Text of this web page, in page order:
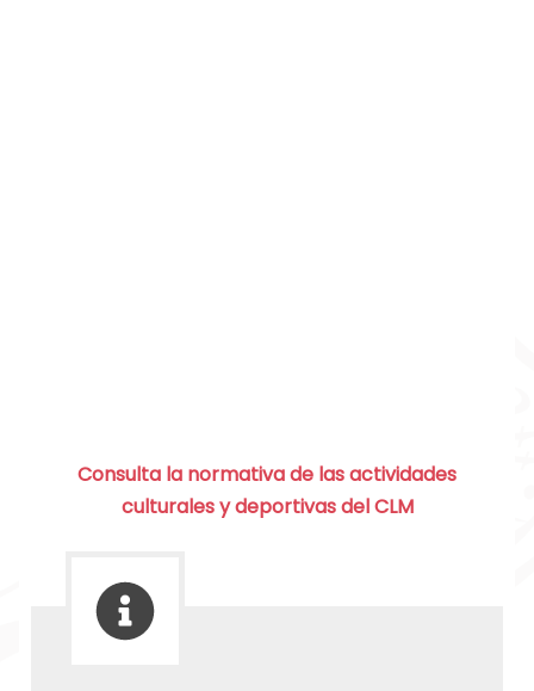
Consulta la normativa de las actividades
culturales y deportivas del CLM